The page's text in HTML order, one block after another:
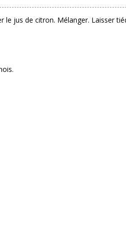
le jus de citron. Mélanger. Laisser